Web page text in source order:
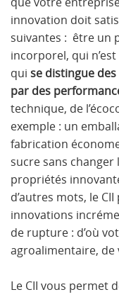
innovation doit
suivantes : être un
incorporel, qui n’est
qui se distingue
par des
technique, de
exemple : un
fabrication
sucre sans
propriétés
d’autres mots, le
innovations
de rupture : d’où
agroalimentaire, de
Le CII vous permet